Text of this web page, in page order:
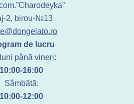
2, birou-№13
de lucru
până vineri:
10:00-16:00
Sâmbătă:
10:00-12:00